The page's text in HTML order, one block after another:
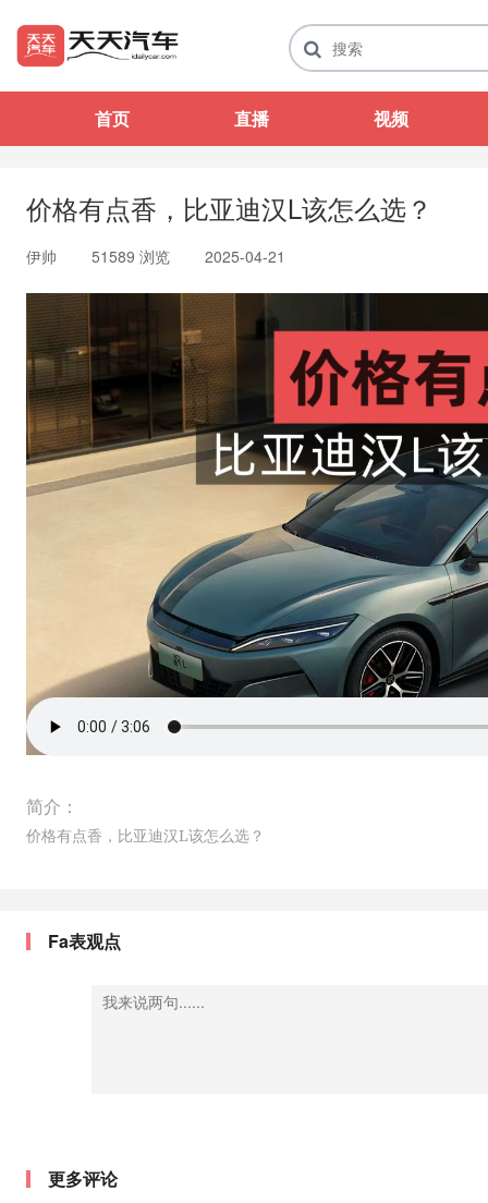
首页 直播 视频
价格有点香，比亚迪汉L该怎么选？
伊帅 51589 浏览 2025-04-21
简介：
价格有点香，比亚迪汉L该怎么选？
Fa表观点
更多评论